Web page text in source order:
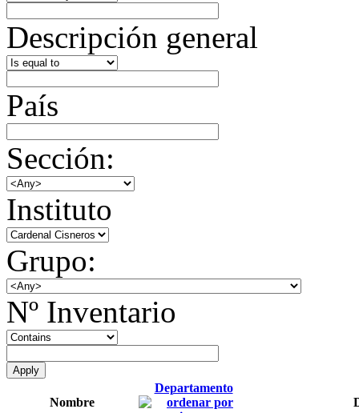
Descripción general
País
Sección:
Instituto
Grupo:
Nº Inventario
Nombre
Departamento